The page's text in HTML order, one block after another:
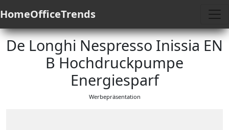
HomeOfficeTrends
De Longhi Nespresso Inissia EN
B Hochdruckpumpe
Energiesparf
Werbepräsentation